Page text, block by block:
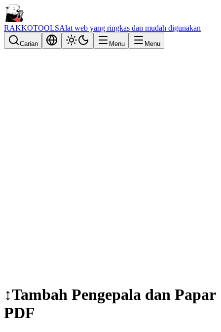
RAKKOTOOLSAlat web yang ringkas dan mudah digunakan
Carian Menu Menu
↕️Tambah Pengepala dan Papar
PDF